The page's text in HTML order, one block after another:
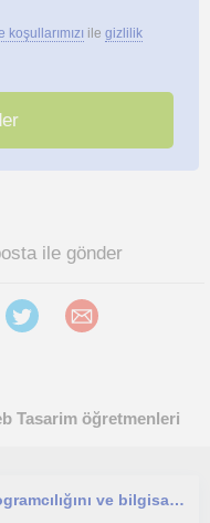
koşullarımızı ile gizlilik
ile gönder
Tasarim öğretmenleri
Sıfırdan web tasarımı bilgisayar programcılığını ve bilgisayar parçalarını takmayı kurmayı öğrenmek isteyen kişiler için uygundur.